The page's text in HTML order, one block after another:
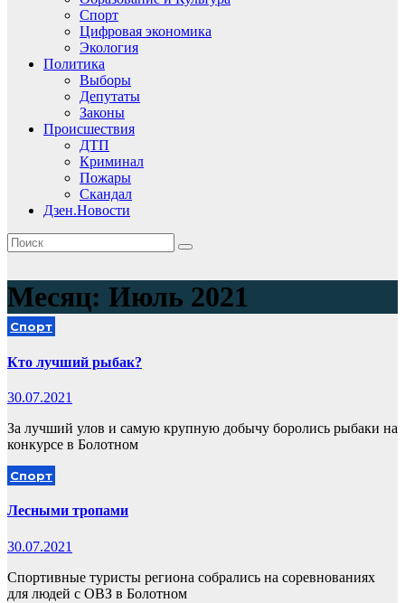
Спорт
Цифровая экономика
Экология
Политика
Выборы
Депутаты
Законы
Происшествия
ДТП
Криминал
Пожары
Скандал
Дзен.Новости
Месяц: Июль 2021
Спорт
Кто лучший рыбак?
30.07.2021
За лучший улов и самую крупную добычу боролись рыбаки на
конкурсе в Болотном
Спорт
Лесными тропами
30.07.2021
Спортивные туристы региона собрались на соревнованиях
для людей с ОВЗ в Болотном